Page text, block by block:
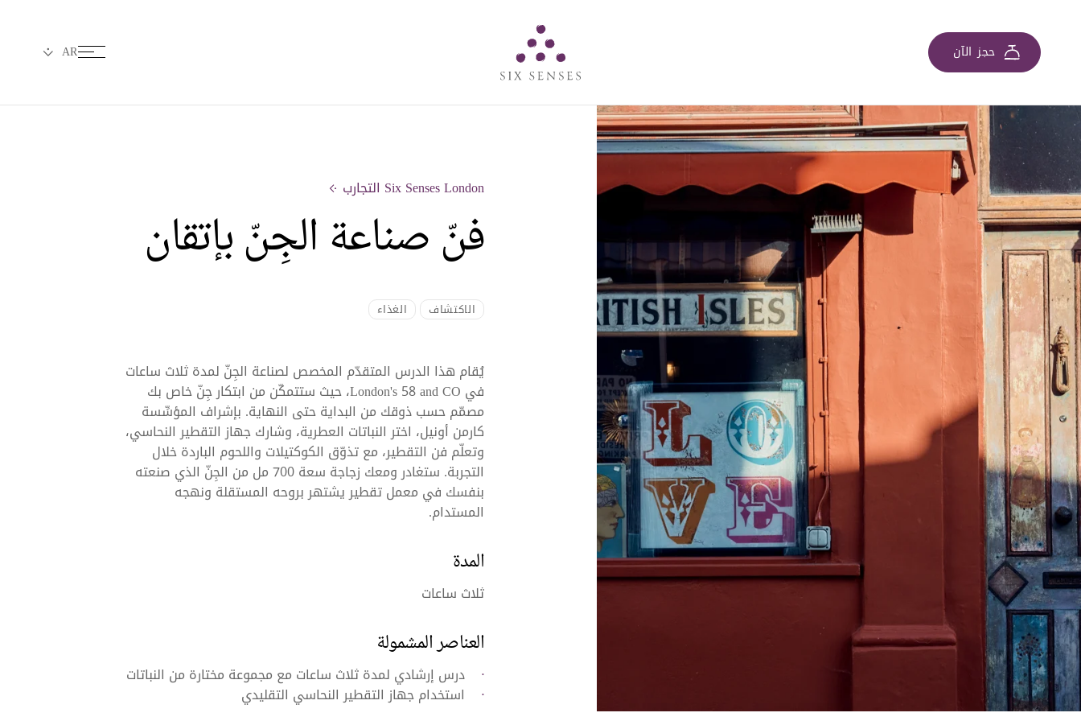
حجز الآن
Six Senses London التجارب
فنّ صناعة الجِنّ بإتقان
الاكتشاف الغذاء
يُقام هذا الدرس المتقدّم المخصص لصناعة الجِنّ لمدة ثلاث ساعات
في ‎London's 58 and CO، حيث ستتمكّن من ابتكار جِنّ خاص بك
مصمّم حسب ذوقك من البداية حتى النهاية. بإشراف المؤسِّسة
كارمن أونيل، اختر النباتات العطرية، وشارك جهاز التقطير النحاسي،
وتعلّم فن التقطير، مع تذوّق الكوكتيلات واللحوم الباردة خلال
التجربة. ستغادر ومعك زجاجة سعة 700 مل من الجِنّ الذي صنعته
بنفسك في معمل تقطير يشتهر بروحه المستقلة ونهجه
المستدام.
المدة
ثلاث ساعات
العناصر المشمولة
درس إرشادي لمدة ثلاث ساعات مع مجموعة مختارة من النباتات
استخدام جهاز التقطير النحاسي التقليدي